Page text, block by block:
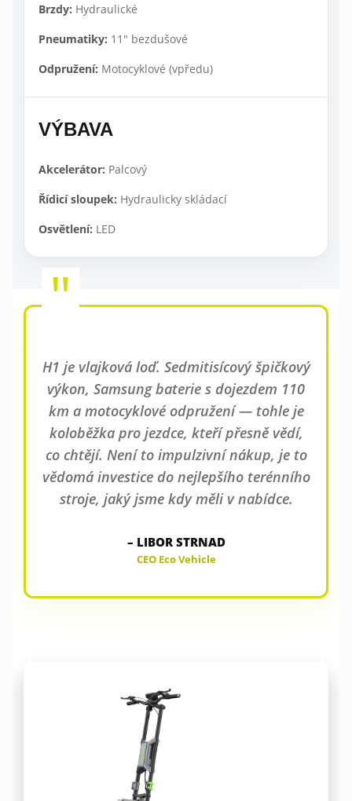
Brzdy: Hydraulické
Pneumatiky: 11" bezdušové
Odpružení: Motocyklové (vpředu)
VÝBAVA
Akcelerátor: Palcový
Řídicí sloupek: Hydraulicky skládací
Osvětlení: LED
"
H1 je vlajková loď. Sedmitisícový špičkový
výkon, Samsung baterie s dojezdem 110
km a motocyklové odpružení — tohle je
koloběžka pro jezdce, kteří přesně vědí,
co chtějí. Není to impulzivní nákup, je to
vědomá investice do nejlepšího terénního
stroje, jaký jsme kdy měli v nabídce.
– LIBOR STRNAD
CEO Eco Vehicle